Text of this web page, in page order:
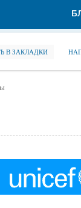
В ЗАКЛАДКИ